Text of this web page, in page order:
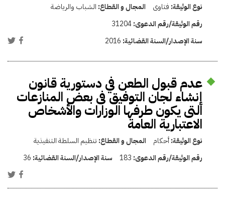
نوع الوثيقة: فتاوى المجال و القطاع: الشباب والرياضة
رقم الوثيقة/رقم الدعوى:31204
سنة الإصدار/السنة القضائية: 2016
عدم قبول الطعن في دستورية قانون
إنشاء لجان التوفيق فى بعض المنازعات
التى يكون طرفها الوزارات والأشخاص
الاعتبارية العامة
نوع الوثيقة:أحكام المجال و القطاع: تنظيم السلطة التنفيذية
رقم الوثيقة/رقم الدعوى: 183 سنة الإصدار/السنة القضائية: 36